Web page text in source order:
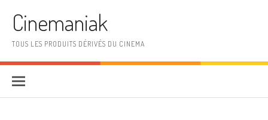
Cinemaniak
TOUS LES PRODUITS DÉRIVÉS DU CINEMA